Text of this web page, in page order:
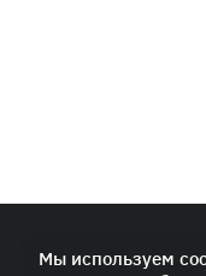
© 2026 ПАО «СИБУР-
Мы используем